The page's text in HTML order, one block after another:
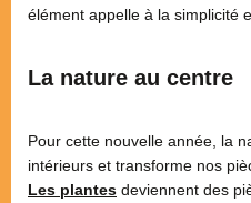
élément appelle à la simplicité
La nature au centre
Pour cette nouvelle année, la
intérieurs et transforme nos
Les plantes deviennent des